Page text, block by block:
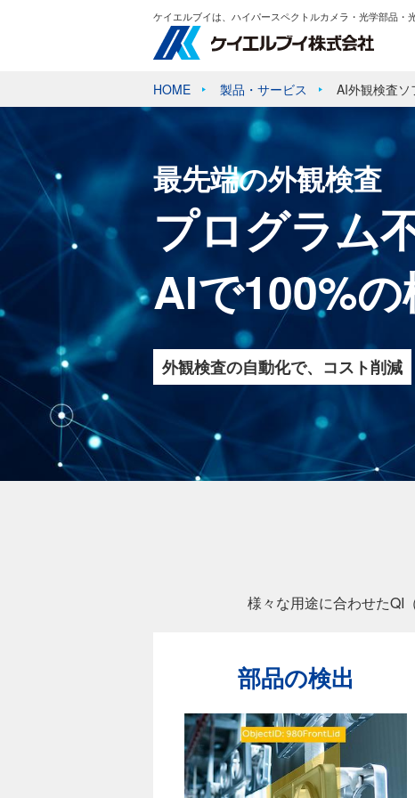
ケイエルブイは、ハイパースペクトルカメラ・光学部品・
HOME 製品・サービス AI外観検査ソ
最先端の外観検査
プログラム
AIで100%
外観検査の自動化で、コスト削減
様々な用途に合わせたQI
部品の検出